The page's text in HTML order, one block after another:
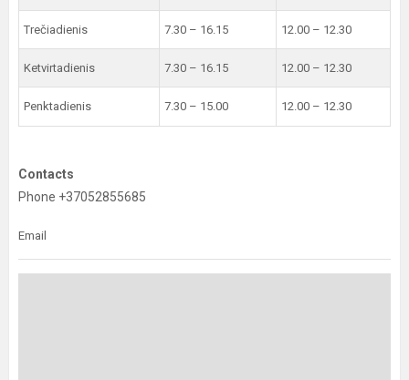
Trečiadienis 7.30 – 16.15 12.00 – 12.30
Ketvirtadienis 7.30 – 16.15 12.00 – 12.30
Penktadienis 7.30 – 15.00 12.00 – 12.30
Contacts
Phone +37052855685
Email